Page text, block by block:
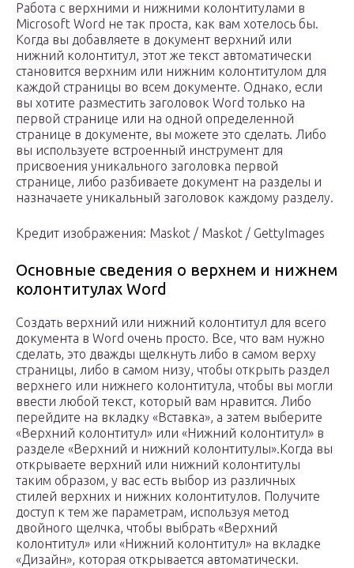
Работа с верхними и нижними колонтитулами в
Microsoft Word не так проста, как вам хотелось бы.
Когда вы добавляете в документ верхний или
нижний колонтитул, этот же текст автоматически
становится верхним или нижним колонтитулом для
каждой страницы во всем документе. Однако, если
вы хотите разместить заголовок Word только на
первой странице или на одной определенной
странице в документе, вы можете это сделать. Либо
вы используете встроенный инструмент для
присвоения уникального заголовка первой
странице, либо разбиваете документ на разделы и
назначаете уникальный заголовок каждому разделу.
Кредит изображения: Maskot / Maskot / GettyImages
Основные сведения о верхнем и нижнем
колонтитулах Word
Создать верхний или нижний колонтитул для всего
документа в Word очень просто. Все, что вам нужно
сделать, это дважды щелкнуть либо в самом верху
страницы, либо в самом низу, чтобы открыть раздел
верхнего или нижнего колонтитула, чтобы вы могли
ввести любой текст, который вам нравится. Либо
перейдите на вкладку «Вставка», а затем выберите
«Верхний колонтитул» или «Нижний колонтитул» в
разделе «Верхний и нижний колонтитулы».Когда вы
открываете верхний или нижний колонтитулы
таким образом, у вас есть выбор из различных
стилей верхних и нижних колонтитулов. Получите
доступ к тем же параметрам, используя метод
двойного щелчка, чтобы выбрать «Верхний
колонтитул» или «Нижний колонтитул» на вкладке
«Дизайн», которая открывается автоматически.